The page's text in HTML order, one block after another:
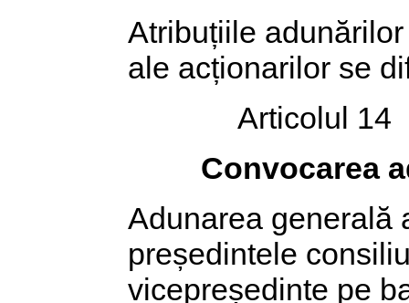
Atribuțiile
ale acționarilor se
Articolul 14
Convocarea
Adunarea generală
președintele
vicepreședinte pe